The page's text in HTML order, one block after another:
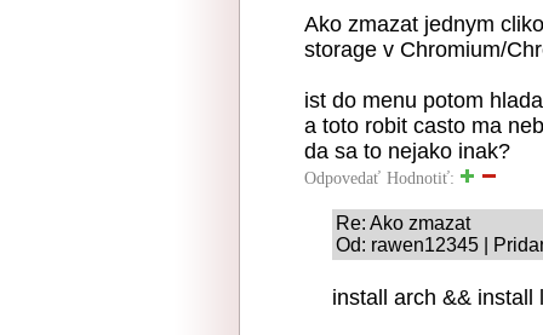
Ako zmazat jednym
storage v Chromium/
ist do menu potom
a toto robit casto ma
da sa to nejako inak?
Odpovedať Hodnotiť:
Re: Ako zmazat
Od: rawen12345 |
install arch && install